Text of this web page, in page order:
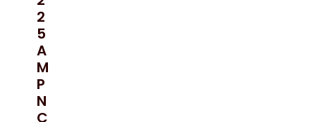
2
5
A
M
P
N
C